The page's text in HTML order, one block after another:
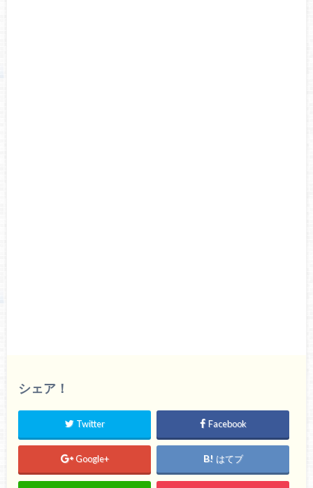
シェア！
Twitter Facebook
Google+ はてブ